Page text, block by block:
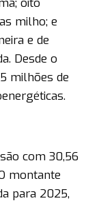
oito
milho; e
e de
Desde o
milhões de
com 30,56
montante
para 2025,